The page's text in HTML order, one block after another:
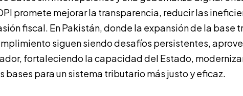
promete mejorar la transparencia, reducir las
fiscal. En Pakistán, donde la expansión de la base
siguen siendo desafíos persistentes,
fortaleciendo la capacidad del Estado,
bases para un sistema tributario más justo y eficaz.